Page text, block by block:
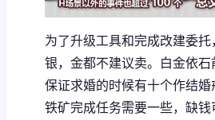
为了升级工具和完成改建委托
银，金都不建议卖。白金依
保证求婚的时候有十个作结
铁矿完成任务需要一些，缺